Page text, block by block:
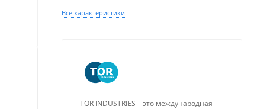
Все характеристики
TOR INDUSTRIES – это международная